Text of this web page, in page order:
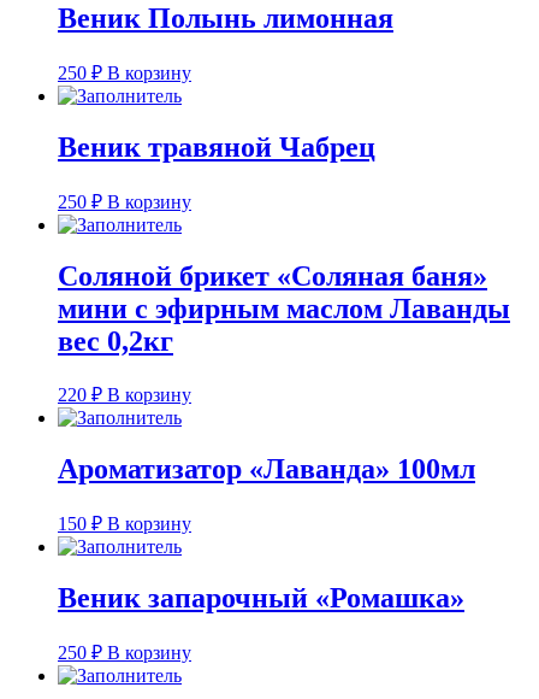
Веник Полынь лимонная
250 ₽ В корзину
Веник травяной Чабрец
250 ₽ В корзину
Соляной брикет «Соляная баня»
мини с эфирным маслом Лаванды
вес 0,2кг
220 ₽ В корзину
Ароматизатор «Лаванда» 100мл
150 ₽ В корзину
Веник запарочный «Ромашка»
250 ₽ В корзину